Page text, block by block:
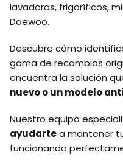
lavadoras, frigoríficos,
Daewoo.
Descubre cómo
gama de recambios
encuentra la solución
nuevo o un modelo
Nuestro equipo
ayudartea mantener
funcionando